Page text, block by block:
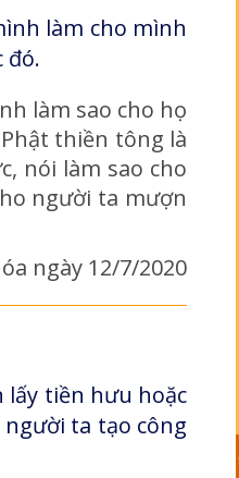
làm cho mình
đó.
làm sao cho họ
thiền tông là
nói làm sao cho
người ta mượn
ngày 12/7/2020
lấy tiền hưu hoặc
ta tạo công